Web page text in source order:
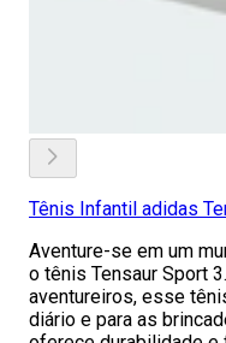
Tênis Infantil adidas
Aventure-se em um
o tênis Tensaur Sport
aventureiros, esse
diário e para as